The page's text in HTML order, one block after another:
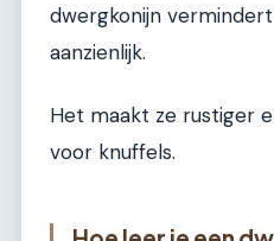
dwergkonijn
aanzienlijk.
Het maakt ze rustiger
voor knuffels.